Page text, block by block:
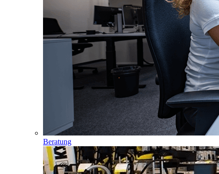
Beratung